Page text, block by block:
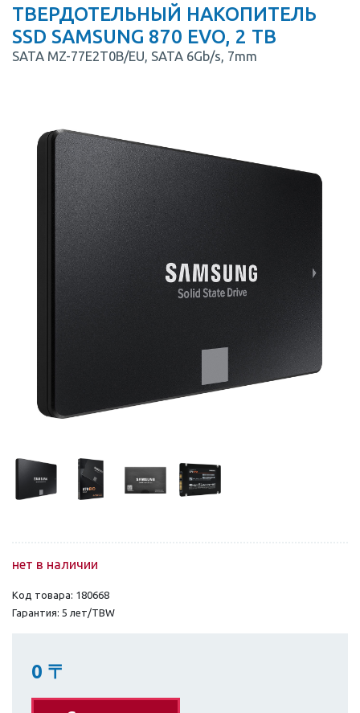
ТВЕРДОТЕЛЬНЫЙ НАКОПИТЕЛЬ
SSD SAMSUNG 870 EVO, 2 TB
SATA MZ-77E2T0B/EU, SATA 6Gb/s, 7mm
нет в наличии
Код товара: 180668
Гарантия: 5 лет/TBW
0 〒